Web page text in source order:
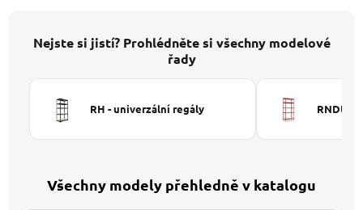
Nejste si jistí? Prohlédněte si všechny modelové
řady
RH - univerzální regály RNDU-
Všechny modely přehledně v katalogu